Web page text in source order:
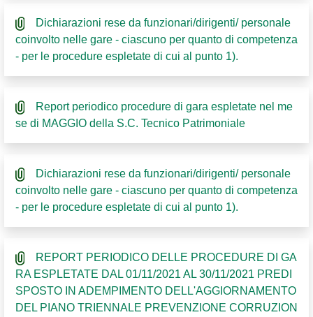
Dichiarazioni rese da funzionari/dirigenti/ personale
coinvolto nelle gare - ciascuno per quanto di competenza
- per le procedure espletate di cui al punto 1).
Report periodico procedure di gara espletate nel me
se di MAGGIO della S.C. Tecnico Patrimoniale
Dichiarazioni rese da funzionari/dirigenti/ personale
coinvolto nelle gare - ciascuno per quanto di competenza
- per le procedure espletate di cui al punto 1).
REPORT PERIODICO DELLE PROCEDURE DI GA
RA ESPLETATE DAL 01/11/2021 AL 30/11/2021 PREDI
SPOSTO IN ADEMPIMENTO DELL'AGGIORNAMENTO
DEL PIANO TRIENNALE PREVENZIONE CORRUZION